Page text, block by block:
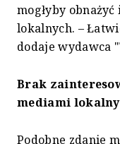
mogłyby
lokalnych. –
dodaje wydawca
Brak
mediami
Podobne zdanie